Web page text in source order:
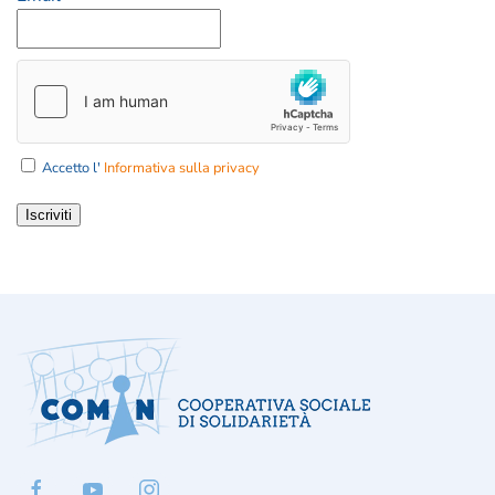
Accetto l' Informativa sulla privacy
Iscriviti